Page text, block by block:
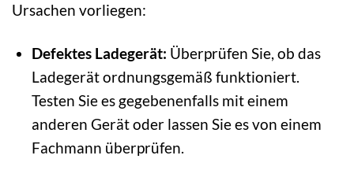
Ursachen vorliegen:
Defektes Ladegerät: Überprüfen Sie, ob das
Ladegerät ordnungsgemäß funktioniert.
Testen Sie es gegebenenfalls mit einem
anderen Gerät oder lassen Sie es von einem
Fachmann überprüfen.